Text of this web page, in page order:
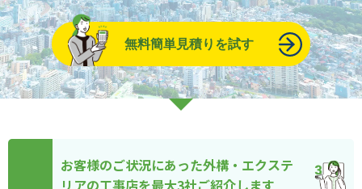
無料簡単見積りを試す
お客様のご状況にあった外構・エクステ
リアの工事店を最大3社ご紹介します